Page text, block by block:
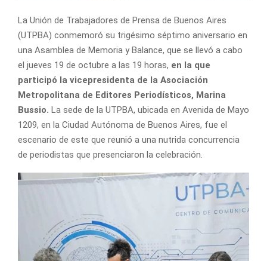
La Unión de Trabajadores de Prensa de Buenos Aires
(UTPBA) conmemoró su trigésimo séptimo aniversario en
una Asamblea de Memoria y Balance, que se llevó a cabo
el jueves 19 de octubre a las 19 horas, en la que
participó la vicepresidenta de la Asociación
Metropolitana de Editores Periodísticos, Marina
Bussio. La sede de la UTPBA, ubicada en Avenida de Mayo
1209, en la Ciudad Autónoma de Buenos Aires, fue el
escenario de este que reunió a una nutrida concurrencia
de periodistas que presenciaron la celebración.